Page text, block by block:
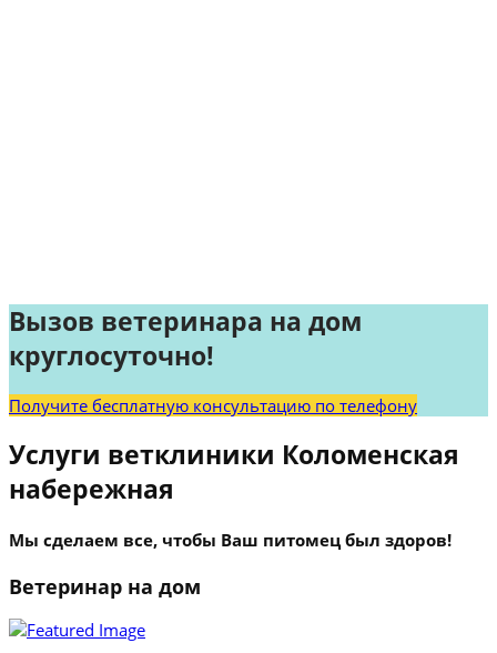
Вызов ветеринара на дом
круглосуточно!
Получите бесплатную консультацию по телефону
Услуги ветклиники Коломенская
набережная
Мы сделаем все, чтобы Ваш питомец был здоров!
Ветеринар на дом